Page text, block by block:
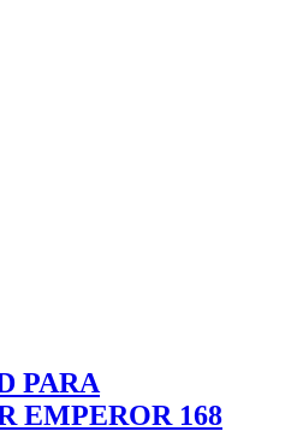
PARA
EMPEROR 168